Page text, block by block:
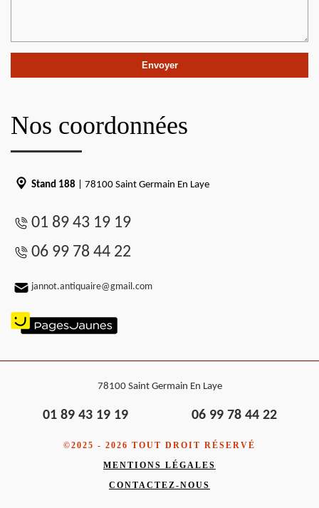
Nos coordonnées
Stand 188 | 78100 Saint Germain En Laye
01 89 43 19 19
06 99 78 44 22
jannot.antiquaire@gmail.com
78100 Saint Germain En Laye
01 89 43 19 19 06 99 78 44 22
©2025 - 2026 TOUT DROIT RÉSERVÉ
MENTIONS LÉGALES
CONTACTEZ-NOUS